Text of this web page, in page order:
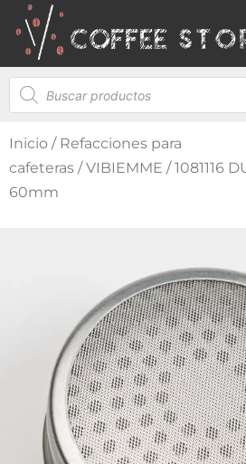
Inicio / Refacciones para
cafeteras /VIBIEMME / 1081116
60mm